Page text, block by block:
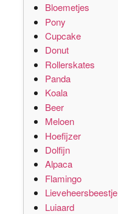
Bloemetjes
Pony
Cupcake
Donut
Rollerskates
Panda
Koala
Beer
Meloen
Hoefijzer
Dolfijn
Alpaca
Flamingo
Lieveheersbeestje
Luiaard